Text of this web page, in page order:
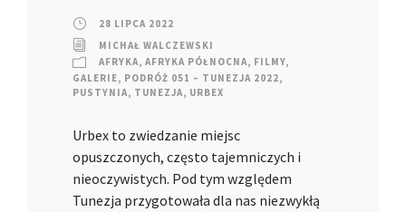
28 LIPCA 2022
MICHAŁ WALCZEWSKI
AFRYKA, AFRYKA PÓŁNOCNA, FILMY,
GALERIE, PODRÓŻ 051 – TUNEZJA 2022,
PUSTYNIA, TUNEZJA, URBEX
Urbex to zwiedzanie miejsc
opuszczonych, często tajemniczych i
nieoczywistych. Pod tym względem
Tunezja przygotowała dla nas niezwykłą